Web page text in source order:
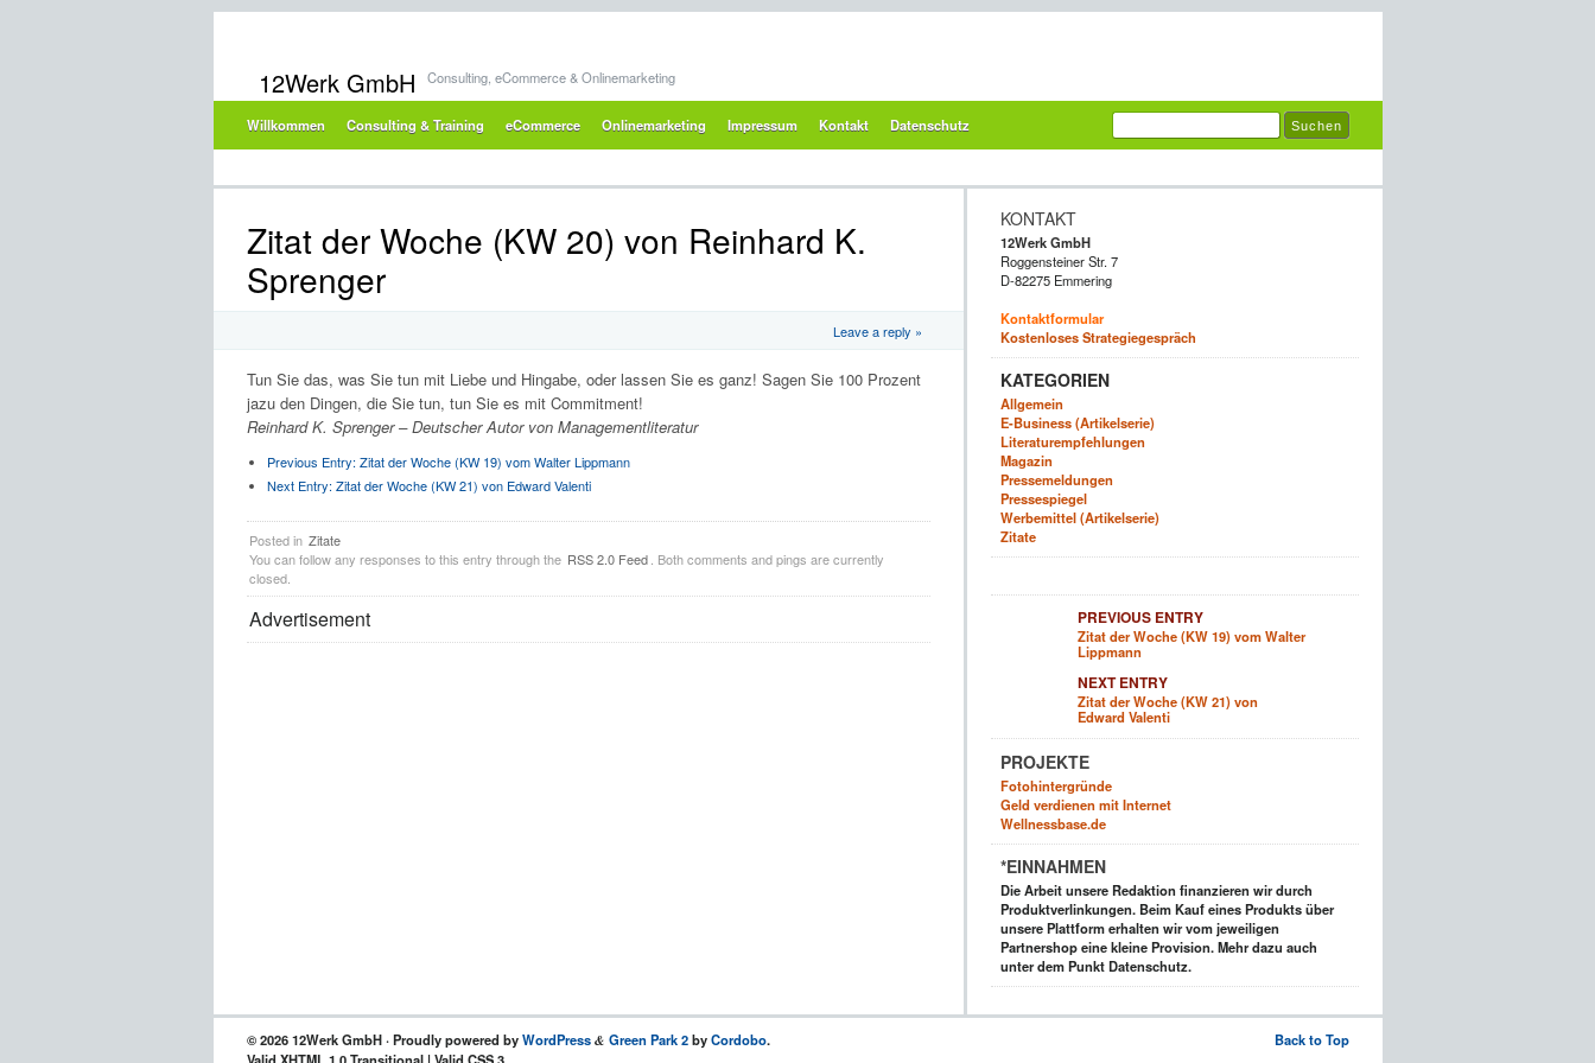
12Werk GmbH Consulting, eCommerce & Onlinemarketing
Willkommen Consulting & Training eCommerce Onlinemarketing Impressum Kontakt Datenschutz
Zitat der Woche (KW 20) von Reinhard K.
Sprenger
Leave a reply »
Tun Sie das, was Sie tun mit Liebe und Hingabe, oder lassen Sie es ganz! Sagen Sie 100 Prozent
jazu den Dingen, die Sie tun, tun Sie es mit Commitment!
Reinhard K. Sprenger – Deutscher Autor von Managementliteratur
Previous Entry: Zitat der Woche (KW 19) vom Walter Lippmann
Next Entry: Zitat der Woche (KW 21) von Edward Valenti
Posted in Zitate
You can follow any responses to this entry through the RSS 2.0 Feed . Both comments and pings are currently
closed.
Advertisement
KONTAKT
12Werk GmbH
Roggensteiner Str. 7
D-82275 Emmering
Kontaktformular
Kostenloses Strategiegespräch
KATEGORIEN
Allgemein
E-Business (Artikelserie)
Literaturempfehlungen
Magazin
Pressemeldungen
Pressespiegel
Werbemittel (Artikelserie)
Zitate
PREVIOUS ENTRY
Zitat der Woche (KW 19) vom Walter
Lippmann
NEXT ENTRY
Zitat der Woche (KW 21) von
Edward Valenti
PROJEKTE
Fotohintergründe
Geld verdienen mit Internet
Wellnessbase.de
*EINNAHMEN
Die Arbeit unsere Redaktion finanzieren wir durch
Produktverlinkungen. Beim Kauf eines Produkts über
unsere Plattform erhalten wir vom jeweiligen
Partnershop eine kleine Provision. Mehr dazu auch
unter dem Punkt Datenschutz.
Back to Top
© 2026 12Werk GmbH · Proudly powered byWordPress & Green Park 2byCordobo.